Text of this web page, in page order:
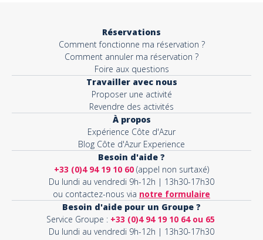
Réservations
Comment fonctionne ma réservation ?
Comment annuler ma réservation ?
Foire aux questions
Travailler avec nous
Proposer une activité
Revendre des activités
À propos
Expérience Côte d'Azur
Blog Côte d'Azur Experience
Besoin d'aide ?
+33 (0)4 94 19 10 60 (appel non surtaxé)
Du lundi au vendredi 9h-12h | 13h30-17h30
ou contactez-nous via notre formulaire
Besoin d'aide pour un Groupe ?
Service Groupe : +33 (0)4 94 19 10 64 ou 65
Du lundi au vendredi 9h-12h | 13h30-17h30